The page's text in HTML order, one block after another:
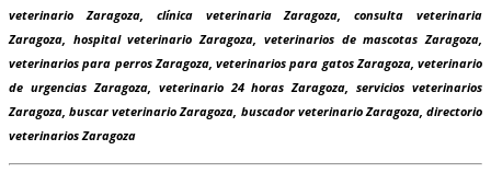
veterinario Zaragoza, clínica veterinaria Zaragoza, consulta veterinaria
Zaragoza, hospital veterinario Zaragoza, veterinarios de mascotas Zaragoza,
veterinarios para perros Zaragoza, veterinarios para gatos Zaragoza, veterinario
de urgencias Zaragoza, veterinario 24 horas Zaragoza, servicios veterinarios
Zaragoza, buscar veterinario Zaragoza, buscador veterinario Zaragoza, directorio
veterinarios Zaragoza